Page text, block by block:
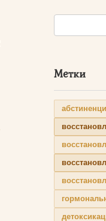
Поиск:
Метки